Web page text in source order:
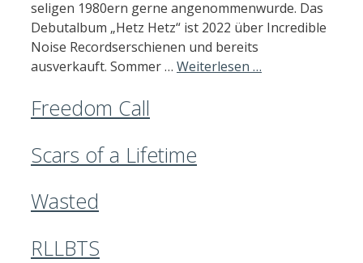
seligen 1980ern gerne angenommenwurde. Das
Debutalbum „Hetz Hetz“ ist 2022 über Incredible
Noise Recordserschienen und bereits
ausverkauft. Sommer … Weiterlesen …
Freedom Call
Scars of a Lifetime
Wasted
RLLBTS